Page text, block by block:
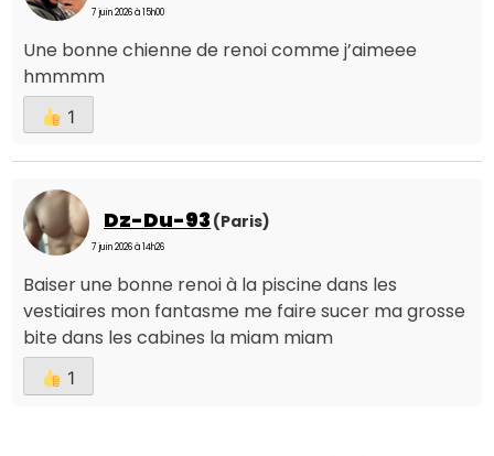
7 juin 2026 à 15h00
Une bonne chienne de renoi comme j’aimeee
hmmmm
1
Dz-Du-93 (Paris)
7 juin 2026 à 14h26
Baiser une bonne renoi à la piscine dans les
vestiaires mon fantasme me faire sucer ma grosse
bite dans les cabines la miam miam
1